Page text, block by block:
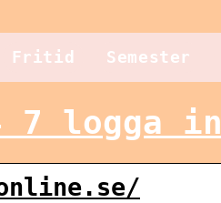
Fritid Semester
7 logga in